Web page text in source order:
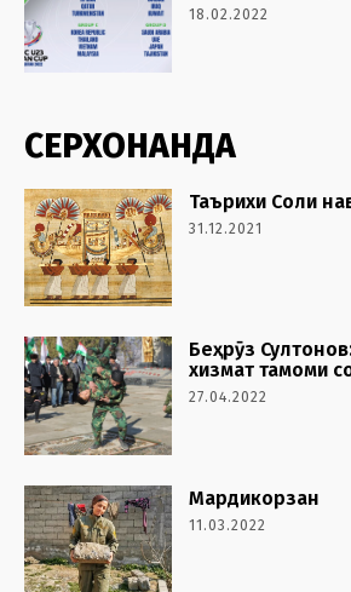
18.02.2022
СЕРХОНАНДА
Таърихи Соли
31.12.2021
Беҳрӯз
хизмат тамоми
27.04.2022
Мардикорзан
11.03.2022